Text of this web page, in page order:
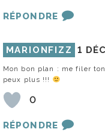
RÉPONDRE
MARIONFIZZ 1
Mon bon plan : me filer
peux plus !!!
0
RÉPONDRE